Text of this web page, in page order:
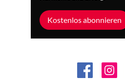
Kostenlos abonnieren